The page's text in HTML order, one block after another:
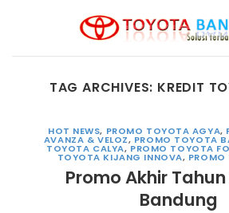
TAG ARCHIVES: KREDIT
HOT NEWS, PROMO TOYOTA AGYA,
AVANZA & VELOZ, PROMO TOYOTA
TOYOTA CALYA, PROMO TOYOTA
TOYOTA KIJANG INNOVA, PROMO
Promo Akhir
Bandung